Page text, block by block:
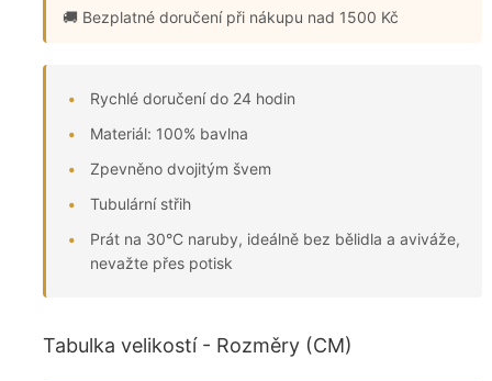
🚚 Bezplatné doručenípři nákupu nad 1500 Kč
Rychlé doručení do 24 hodin
Materiál: 100% bavlna
Zpevněno dvojitým švem
Tubulární střih
Prát na 30°C naruby, ideálně bez bělidla a aviváže,
nevažte přes potisk
Tabulka velikostí - Rozměry (CM)